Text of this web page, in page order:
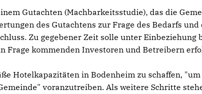
Gutachten (Machbarkeitsstudie), das die
des Gutachtens zur Frage des Bedarfs und
Zu gegebener Zeit solle unter Einbeziehung
Frage kommenden Investoren und Betreibern
Hotelkapazitäten in Bodenheim zu schaffen, "um
voranzutreiben. Als weitere Schritte